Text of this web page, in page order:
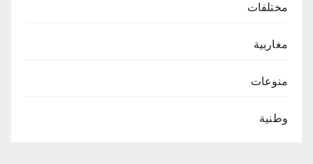
مختلفات
مغاربية
منوعات
وطنية